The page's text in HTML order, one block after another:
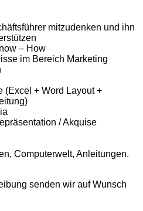
mitzudenken und ihn
– How
im Bereich Marketing
(Excel + Word Layout +
/ Akquise
Computerwelt, Anleitungen.
senden wir auf Wunsch